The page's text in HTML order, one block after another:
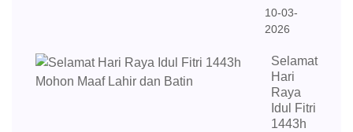
10-03-
2026
Selamat
Hari
Raya
Idul Fitri
1443h